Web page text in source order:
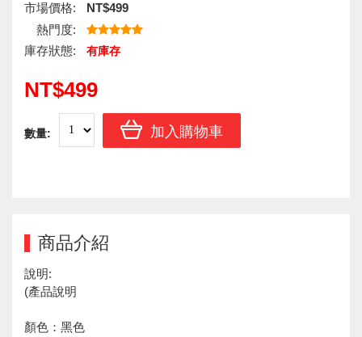
市場價格:
NT$499
熱門度:
庫存狀態:
有庫存
NT$499
數量: 加入購物車
商品介紹
說明:
(產品說明
顏色：黑色